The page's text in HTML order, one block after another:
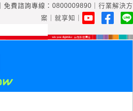
｜免費諮詢專線： 0800009890
行業解決方
案
就享知